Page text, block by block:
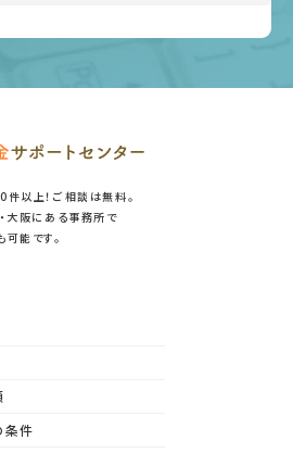
以上！ご相談は無料。
大阪にある事務所で
能です。
条件